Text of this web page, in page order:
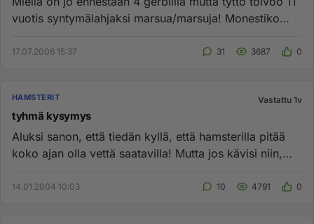
vuotis syntymälahjaksi marsua/marsuja! Monestiko
17.07.2006 15:37 31 3687 0
HAMSTERIT Vastattu 1v
tyhmä kysymys
Aluksi sanon, että tiedän kyllä, että hamsterilla pitää
koko ajan olla vettä saatavilla! Mutta jos kävisi niin,
14.01.2004 10:03 10 4791 0